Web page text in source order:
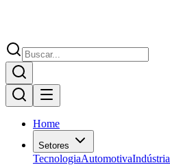
Home
Setores
TecnologiaAutomotivaIndústria